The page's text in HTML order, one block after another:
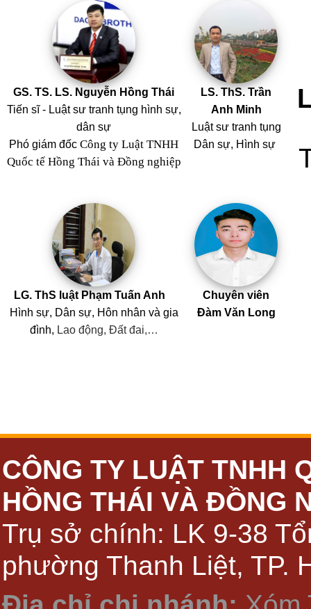
GS. TS. LS. Nguyễn Hồng Thái
Tiến sĩ - Luật sư tranh tụng hình sự,
dân sự
Phó giám đốc Công ty Luật TNHH
Quốc tế Hồng Thái và Đồng nghiệp
LS. ThS. Trần
Anh Minh
Luật sư tranh tụng
Dân sự, Hình sự
LG. ThS luật Phạm Tuấn Anh
Hình sự, Dân sự, Hôn nhân và gia
đình, Lao động, Đất đai,…
Chuyên viên
Đàm Văn Long
CÔNG TY LUẬT TNHH
HỒNG THÁI VÀ ĐỒNG
Trụ sở chính: LK 9-38
phường Thanh Liệt, TP.